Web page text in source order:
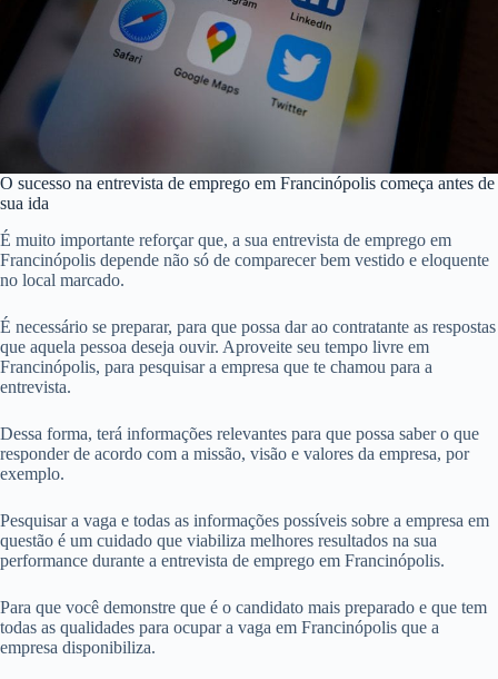
O sucesso na entrevista de emprego em Francinópolis começa antes de
sua ida
É muito importante reforçar que, a sua entrevista de emprego em
Francinópolis depende não só de comparecer bem vestido e eloquente
no local marcado.
É necessário se preparar, para que possa dar ao contratante as respostas
que aquela pessoa deseja ouvir. Aproveite seu tempo livre em
Francinópolis, para pesquisar a empresa que te chamou para a
entrevista.
Dessa forma, terá informações relevantes para que possa saber o que
responder de acordo com a missão, visão e valores da empresa, por
exemplo.
Pesquisar a vaga e todas as informações possíveis sobre a empresa em
questão é um cuidado que viabiliza melhores resultados na sua
performance durante a entrevista de emprego em Francinópolis.
Para que você demonstre que é o candidato mais preparado e que tem
todas as qualidades para ocupar a vaga em Francinópolis que a
empresa disponibiliza.